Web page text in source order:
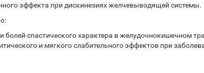
эффекта при дискинезиях желчевыводящей системы.
болей спастического характера в желудочно­кишечном
и мягкого слабительного эффектов при